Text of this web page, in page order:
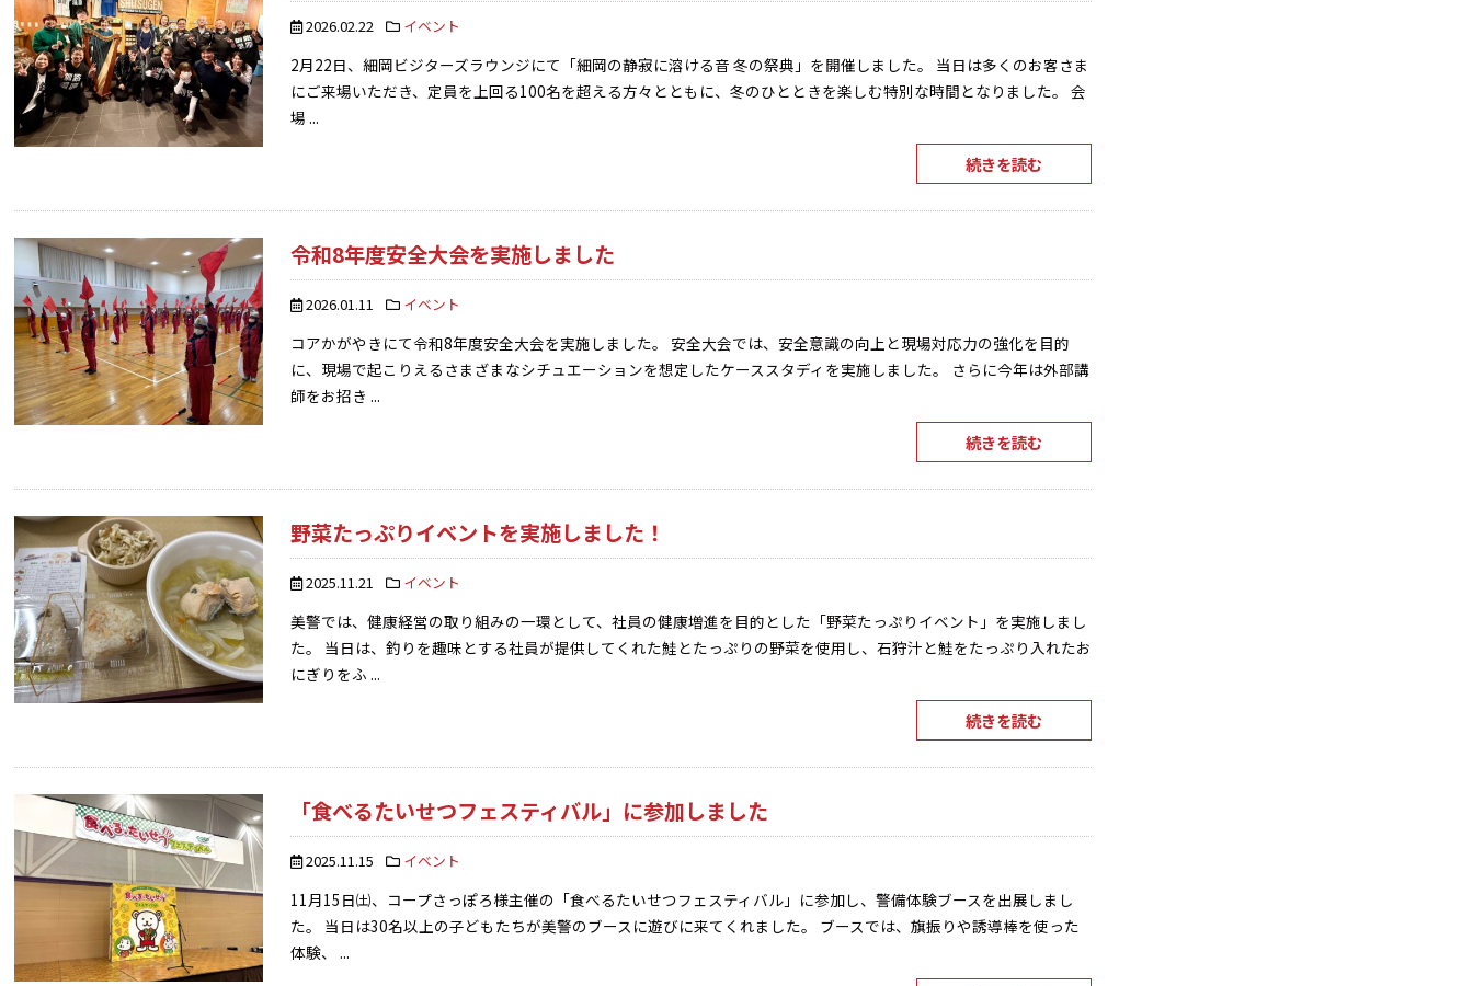
2026.02.22 イベント
2月22日、細岡ビジターズラウンジにて「細岡の静寂に溶ける音 冬の祭典」を開催しました。 当日は多くのお客さま
にご来場いただき、定員を上回る100名を超える方々とともに、冬のひとときを楽しむ特別な時間となりました。 会
場 ...
続きを読む
令和8年度安全大会を実施しました
2026.01.11 イベント
コアかがやきにて令和8年度安全大会を実施しました。 安全大会では、安全意識の向上と現場対応力の強化を目的
に、現場で起こりえるさまざまなシチュエーションを想定したケーススタディを実施しました。 さらに今年は外部講
師をお招き ...
続きを読む
野菜たっぷりイベントを実施しました！
2025.11.21 イベント
美警では、健康経営の取り組みの一環として、社員の健康増進を目的とした「野菜たっぷりイベント」を実施しまし
た。 当日は、釣りを趣味とする社員が提供してくれた鮭とたっぷりの野菜を使用し、石狩汁と鮭をたっぷり入れたお
にぎりをふ ...
続きを読む
「食べるたいせつフェスティバル」に参加しました
2025.11.15 イベント
11月15日㈯、コープさっぽろ様主催の「食べるたいせつフェスティバル」に参加し、警備体験ブースを出展しまし
た。 当日は30名以上の子どもたちが美警のブースに遊びに来てくれました。 ブースでは、旗振りや誘導棒を使った
体験、 ...